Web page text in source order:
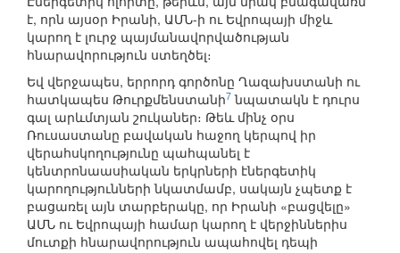
է, որն այսօր Իրանի, ԱՄՆ-ի ու Եվրոպայի միջև
կարող է լուրջ պայմանավորվածության
հնարավորություն ստեղծել։
Եվ վերջապես, երրորդ գործոնը Ղազախստանի ու
հատկապես Թուրքմենստանի7 նպատակն է դուրս
գալ արևմտյան շուկաներ։ Թեև մինչ օրս
Ռուսաստանը բավական հաջող կերպով իր
վերահսկողությունը պահպանել է
կենտրոնաասիական երկրների էներգետիկ
կարողությունների նկատմամբ, սակայն չպետք է
բացառել այն տարբերակը, որ Իրանի «բացվելը»
ԱՄՆ ու Եվրոպայի համար կարող է վերջիններիս
մուտքի հնարավորություն ապահովել դեպի